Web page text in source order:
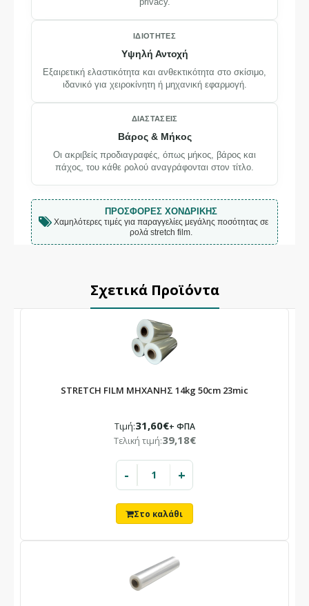
ΙΔΙΌΤΗΤΕΣ
Υψηλή Αντοχή
Εξαιρετική ελαστικότητα και ανθεκτικότητα στο σκίσιμο,
ιδανικό για χειροκίνητη ή μηχανική εφαρμογή.
ΔΙΑΣΤΆΣΕΙΣ
Βάρος & Μήκος
Οι ακριβείς προδιαγραφές, όπως μήκος, βάρος και
πάχος, του κάθε ρολού αναγράφονται στον τίτλο.
ΠΡΟΣΦΟΡΈΣ ΧΟΝΔΡΙΚΉΣ
Χαμηλότερες τιμές για παραγγελίες μεγάλης ποσότητας σε
ρολά stretch film.
Σχετικά Προϊόντα
STRETCH FILM ΜΗΧΑΝΗΣ 14kg 50cm 23mic
Τιμή:31,60€+ ΦΠΑ
Τελική τιμή:39,18€
- +